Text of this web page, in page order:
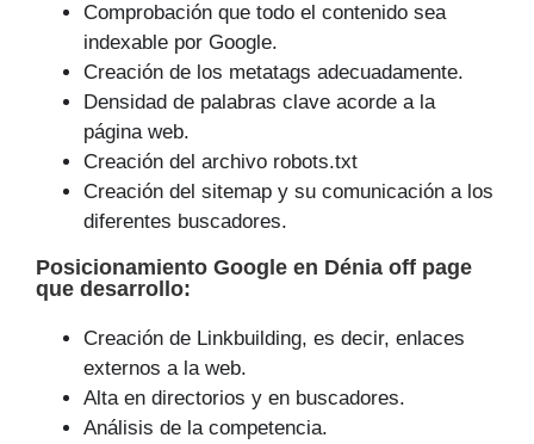
Comprobación que todo el contenido sea
indexable por Google.
Creación de los metatags adecuadamente.
Densidad de palabras clave acorde a la
página web.
Creación del archivo robots.txt
Creación del sitemap y su comunicación a los
diferentes buscadores.
Posicionamiento Google en Dénia off page
que desarrollo:
Creación de Linkbuilding, es decir, enlaces
externos a la web.
Alta en directorios y en buscadores.
Análisis de la competencia.